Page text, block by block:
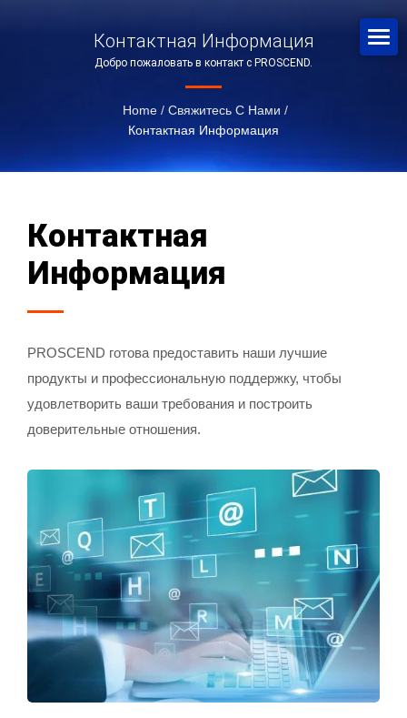
Контактная Информация
Добро пожаловать в контакт с PROSCEND.
Home / Свяжитесь С Нами /
Контактная Информация
Контактная
Информация
PROSCEND готова предоставить наши лучшие
продукты и профессиональную поддержку, чтобы
удовлетворить ваши требования и построить
доверительные отношения.